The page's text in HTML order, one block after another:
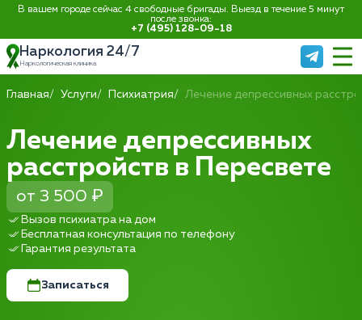
В вашем городе сейчас 4 свободные бригады. Выезд в течение 5 минут
после звонка:
+7 (495) 128-09-18
Наркология 24/7
Наркологическая клиника
Главная Услуги Психиатрия Лечение депрессивных
Лечение депрессивных
расстройств в Пересвете
от 3 500 ₽
Вызов психиатра на дом
Бесплатная консультация по телефону
Гарантия результата
Записаться